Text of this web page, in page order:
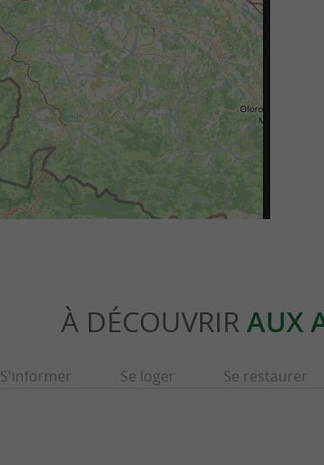
À DÉCOUVRIR AUX
S'informer Se loger Se restaurer